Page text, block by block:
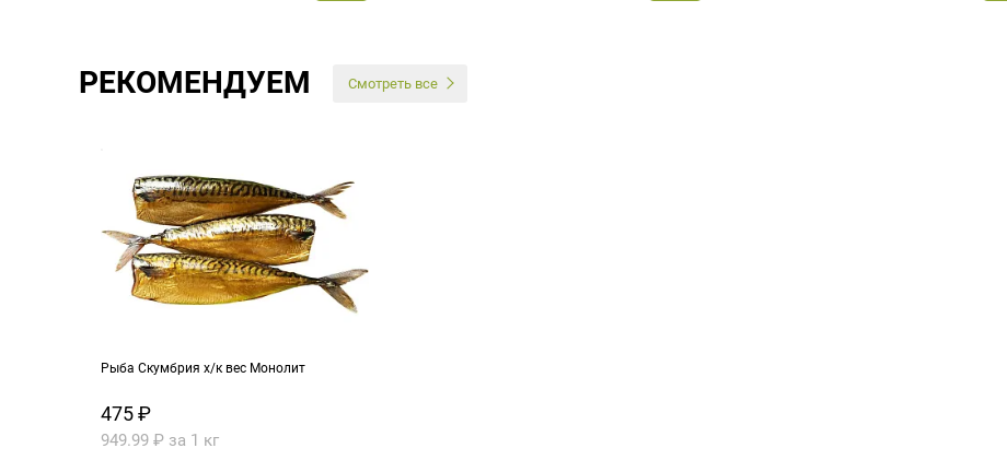
РЕКОМЕНДУЕМ Смотреть все
Рыба Скумбрия х/к вес Монолит
475 ₽
949.99 ₽ за 1 кг